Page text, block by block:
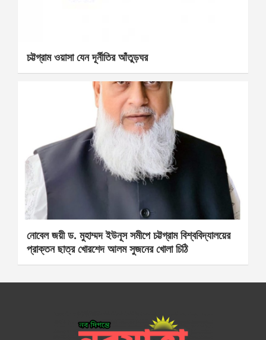
চট্টগ্রাম ওয়াসা যেন দূর্নীতির আঁতুড়ঘর
নোবেল জয়ী ড. মুহাম্মদ ইউনূস সমীপে চট্টগ্রাম বিশ্ববিদ্যালয়ের
প্রাক্তন ছাত্র খোরশেদ আলম সুজনের খোলা চিঠি